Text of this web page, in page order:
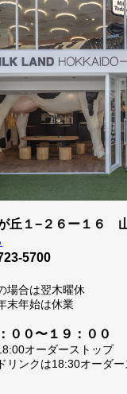
丘１−２６ー１６
5700
場合は翌木曜休
末年始は休業
００〜１９：００
オーダーストップ
リンクは18:30オーダ